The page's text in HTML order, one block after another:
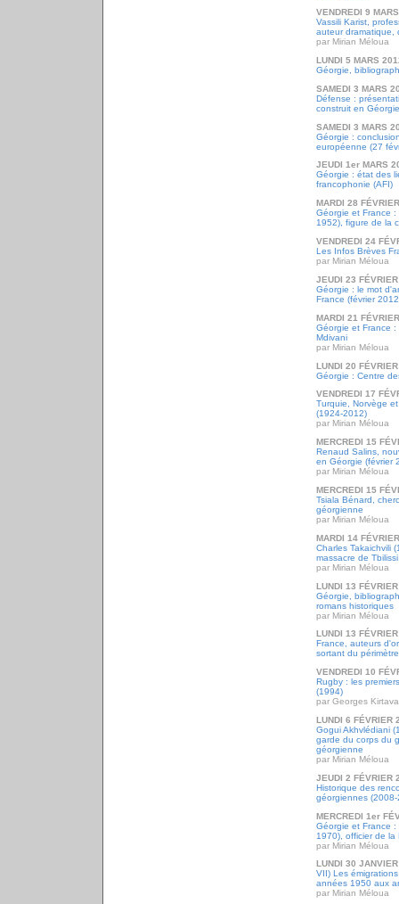
VENDREDI 9
Vassili Karist,
auteur dramatique,
par Mirian Méloua
LUNDI 5 MARS
Géorgie,
SAMEDI 3 MARS
Défense :
construit en
SAMEDI 3 MARS
Géorgie :
européenne (27
JEUDI 1er MARS
Géorgie : état des
francophonie (AFI)
MARDI 28
Géorgie et France
1952), figure de la
VENDREDI 24
Les Infos Brèves
par Mirian Méloua
JEUDI 23
Géorgie : le mot
France (février
MARDI 21
Géorgie et France
Mdivani
par Mirian Méloua
LUNDI 20
Géorgie : Centre
VENDREDI 17
Turquie, Norvège
(1924-2012)
par Mirian Méloua
MERCREDI 15
Renaud Salins,
en Géorgie (février
par Mirian Méloua
MERCREDI 15
Tsiala Bénard,
géorgienne
par Mirian Méloua
MARDI 14
Charles Takaichvili
massacre de
par Mirian Méloua
LUNDI 13
Géorgie,
romans historiques
par Mirian Méloua
LUNDI 13
France, auteurs
sortant du
VENDREDI 10
Rugby : les
(1994)
par Georges Kirtava
LUNDI 6 FÉVRIER
Gogui Akhvlédiani
garde du corps du
géorgienne
par Mirian Méloua
JEUDI 2 FÉVRIER
Historique des
géorgiennes (2008-
MERCREDI 1er
Géorgie et France
1970), officier de
par Mirian Méloua
LUNDI 30
VII) Les
années 1950 aux
par Mirian Méloua